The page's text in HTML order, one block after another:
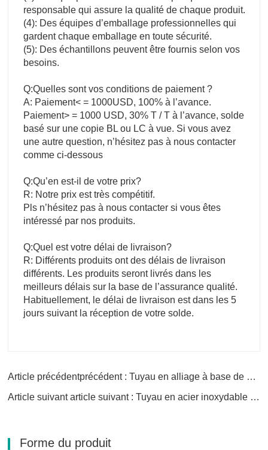
responsable qui assure la qualité de chaque produit.
(4): Des équipes d’emballage professionnelles qui
gardent chaque emballage en toute sécurité.
(5): Des échantillons peuvent être fournis selon vos
besoins.
Q:Quelles sont vos conditions de paiement ?
A: Paiement< = 1000USD, 100% à l’avance.
Paiement> = 1000 USD, 30% T / T à l’avance, solde
basé sur une copie BL ou LC à vue. Si vous avez
une autre question, n’hésitez pas à nous contacter
comme ci-dessous
Q:Qu’en est-il de votre prix?
R: Notre prix est très compétitif.
Pls n’hésitez pas à nous contacter si vous êtes
intéressé par nos produits.
Q:Quel est votre délai de livraison?
R: Différents produits ont des délais de livraison
différents. Les produits seront livrés dans les
meilleurs délais sur la base de l’assurance qualité.
Habituellement, le délai de livraison est dans les 5
jours suivant la réception de votre solde.
Article précédentprécédent : Tuyau en alliage à base de nickel Incoloy 901
Article suivant article suivant : Tuyau en acier inoxydable 304
Forme du produit